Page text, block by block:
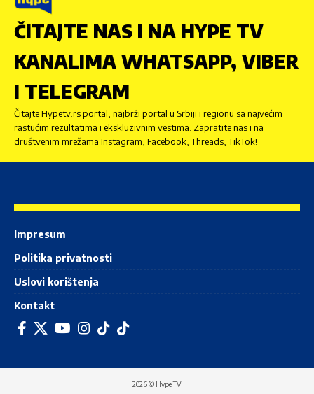
ČITAJTE NAS I NA HYPE TV
KANALIMA WHATSAPP, VIBER
I TELEGRAM
Čitajte Hypetv.rs portal, najbrži portal u Srbiji i regionu sa najvećim
rastućim rezultatima i ekskluzivnim vestima. Zapratite nas i na
društvenim mrežama Instagram, Facebook, Threads, TikTok!
Impresum
Politika privatnosti
Uslovi korištenja
Kontakt
2026 © Hype TV